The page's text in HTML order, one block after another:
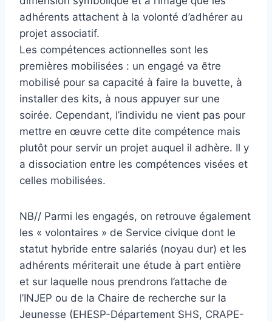
adhérents attachent à la volonté d’adhérer au
projet associatif.
Les compétences actionnelles sont les
premières mobilisées : un engagé va être
mobilisé pour sa capacité à faire la buvette, à
installer des kits, à nous appuyer sur une
soirée. Cependant, l’individu ne vient pas pour
mettre en œuvre cette dite compétence mais
plutôt pour servir un projet auquel il adhère. Il y
a dissociation entre les compétences visées et
celles mobilisées.
NB// Parmi les engagés, on retrouve également
les « volontaires » de Service civique dont le
statut hybride entre salariés (noyau dur) et les
adhérents mériterait une étude à part entière
et sur laquelle nous prendrons l’attache de
l’INJEP ou de la Chaire de recherche sur la
Jeunesse (EHESP-Département SHS, CRAPE-